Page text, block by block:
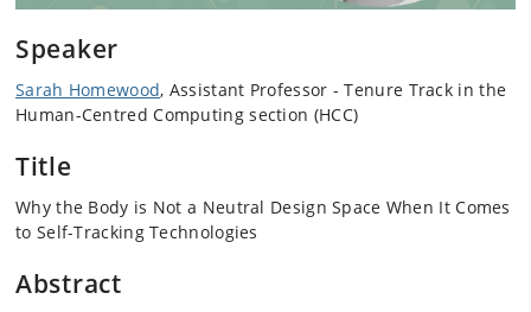
Speaker
Sarah Homewood, Assistant Professor - Tenure Track in the
Human-Centred Computing section (HCC)
Title
Why the Body is Not a Neutral Design Space When It Comes
to Self-Tracking Technologies
Abstract